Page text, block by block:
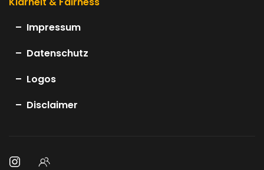
Impressum
Datenschutz
Logos
Disclaimer